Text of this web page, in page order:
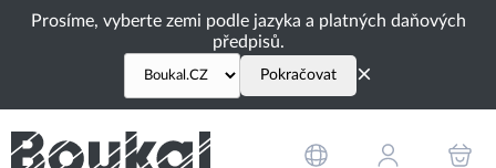
Prosíme, vyberte zemi podle jazyka a platných daňových
předpisů.
Pokračovat ×